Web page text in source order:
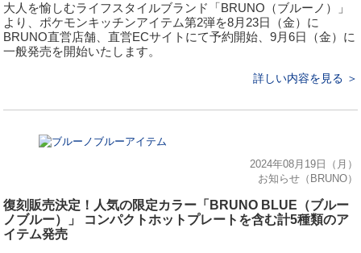
⼤⼈を愉しむライフスタイルブランド「BRUNO（ブルーノ）」
より、ポケモンキッチンアイテム第2弾を8月23日（金）に
BRUNO直営店舗、直営ECサイトにて予約開始、9月6日（金）に
一般発売を開始いたします。
詳しい内容を見る ＞
2024年08月19日（月）
お知らせ（BRUNO）
復刻販売決定！人気の限定カラー「BRUNO BLUE（ブルー
ノブルー）」 コンパクトホットプレートを含む計5種類のア
イテム発売